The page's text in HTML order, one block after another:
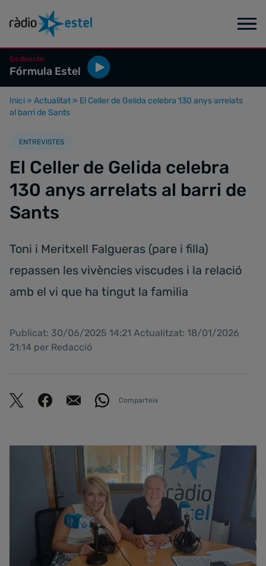
En directe
Fórmula Estel
Inici » Actualitat » El Celler de Gelida celebra 130 anys arrelats
al barri de Sants
ENTREVISTES
El Celler de Gelida celebra
130 anys arrelats al barri de
Sants
Toni i Meritxell Falgueras (pare i filla)
repassen les vivències viscudes i la relació
amb el vi que ha tingut la familia
Publicat: 30/06/2025 14:21 Actualitzat: 18/01/2026
21:14 per Redacció
Comparteix